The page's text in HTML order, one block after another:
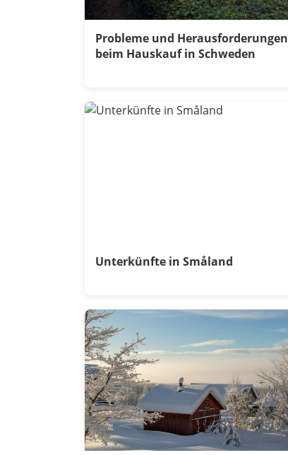
Probleme und Herausforderungen
beim Hauskauf in Schweden
Unterkünfte in Småland